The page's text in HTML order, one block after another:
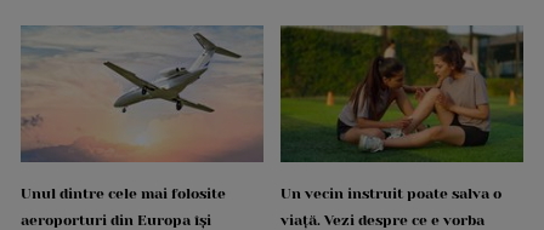
Unul dintre cele mai folosite
aeroporturi din Europa își
Un vecin instruit poate salva o
viață. Vezi despre ce e vorba